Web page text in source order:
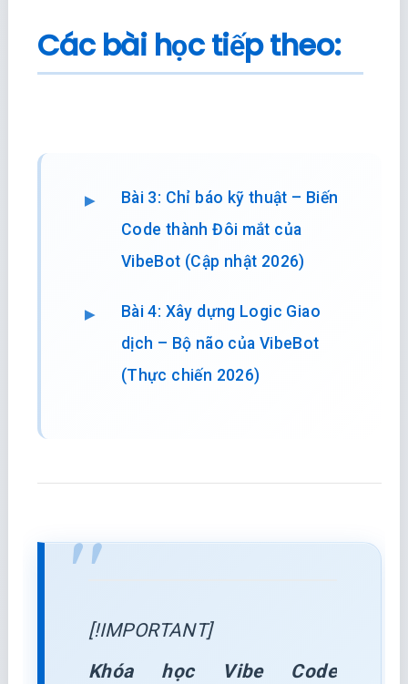
Các bài học tiếp theo:
Bài 3: Chỉ báo kỹ thuật – Biến
Code thành Đôi mắt của
VibeBot (Cập nhật 2026)
Bài 4: Xây dựng Logic Giao
dịch – Bộ não của VibeBot
(Thực chiến 2026)
[!IMPORTANT]
Khóa học Vibe Code